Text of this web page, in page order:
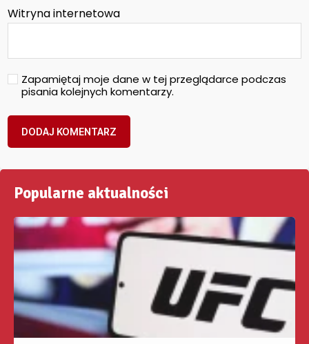
Witryna internetowa
Zapamiętaj moje dane w tej przeglądarce podczas
pisania kolejnych komentarzy.
Popularne aktualności